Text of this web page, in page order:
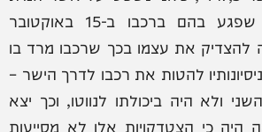
שני בני-אדם ע"י שפגע בהם ברכבו ב-15 באוקטובר
להצדיק את עצמו בכך שרכבו מרד בו
להטות את רכבו לדרך הישר –
ולא היה ביכולתו לנווטו, וכך יצא
היה כי הצטדקויות אלו לא מסייעות